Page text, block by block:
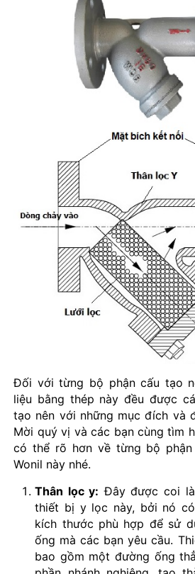
Đối với từng bộ phận cấu tạo
liệu bằng thép này đều được
tạo nên với những mục đích và
Mời quý vị và các bạn cùng tìm
có thể rõ hơn về từng bộ
Wonil này nhé.
Thân lọc y: Đây được coi
thiết bị y lọc này, bởi nó
kích thước phù hợp để sử
ống mà các bạn yêu cầu.
bao gồm một đường ống